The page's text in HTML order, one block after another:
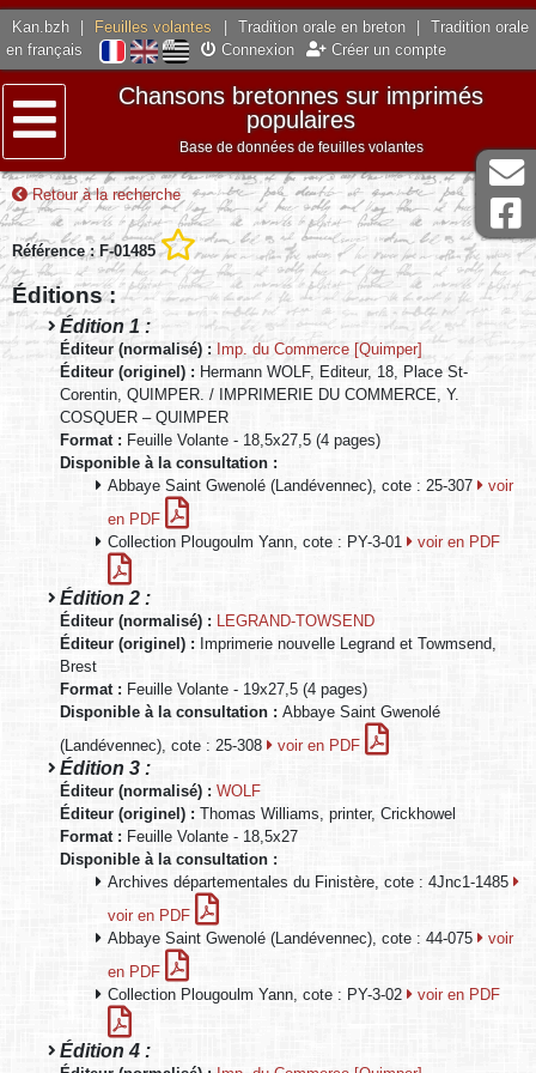
Kan.bzh Feuilles volantes Tradition orale en breton
Tradition orale
en français
Connexion Créer un compte
Menu
Chansons bretonnes sur imprimés
populaires
Base de données de feuilles volantes
Retour à la recherche
Référence : F-01485
Éditions :
Édition 1 :
Éditeur (normalisé) : Imp. du Commerce [Quimper]
Éditeur (originel) : Hermann WOLF, Editeur, 18, Place St-
Corentin, QUIMPER. / IMPRIMERIE DU COMMERCE, Y.
COSQUER – QUIMPER
Format : Feuille Volante - 18,5x27,5 (4 pages)
Disponible à la consultation :
Abbaye Saint Gwenolé (Landévennec), cote : 25-307
voir
en PDF
Collection Plougoulm Yann, cote : PY-3-01
voir en PDF
Édition 2 :
Éditeur (normalisé) :
LEGRAND-TOWSEND
Éditeur (originel) : Imprimerie nouvelle Legrand et Towmsend,
Brest
Format : Feuille Volante - 19x27,5 (4 pages)
Disponible à la consultation : Abbaye Saint Gwenolé
(Landévennec), cote : 25-308
voir en PDF
Édition 3 :
Éditeur (normalisé) : WOLF
Éditeur (originel) : Thomas Williams, printer, Crickhowel
Format : Feuille Volante - 18,5x27
Disponible à la consultation :
Archives départementales du Finistère, cote : 4Jnc1-1485
voir en PDF
Abbaye Saint Gwenolé (Landévennec), cote : 44-075
voir
en PDF
Collection Plougoulm Yann, cote : PY-3-02
voir en PDF
Édition 4 :